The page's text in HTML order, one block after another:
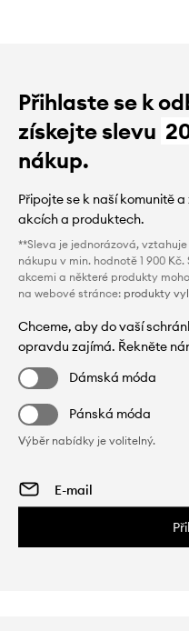
Přihlaste se k
získejte slevu
nákup.
Připojte se k naší komunitě
akcích a produktech.
**Sleva je jednorázová,
nákupu v min. hodnotě 1 900
akcemi a některé produkty
na webové stránce: produkty
Chceme, aby do vaší
opravdu zajímá. Řekněte
Dámská móda
Pánská móda
Výběr nabídky je volitelný.